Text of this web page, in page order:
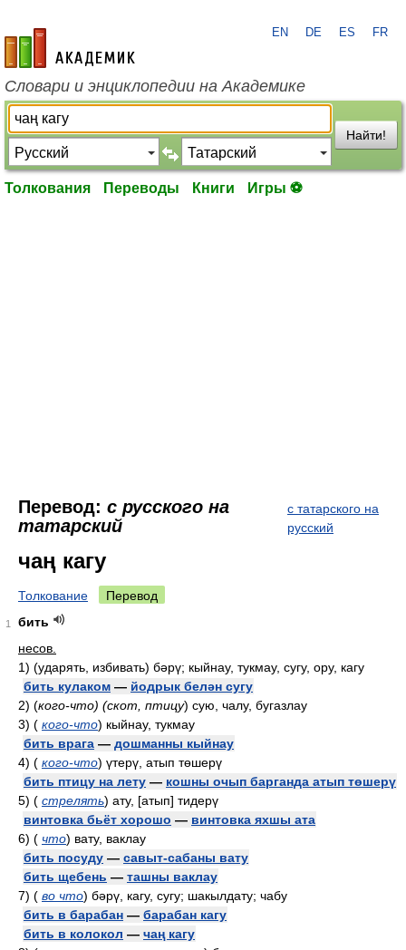
academic.ru
EN DE ES FR
Словари и энциклопедии на Академике
Найти!
Толкования Переводы Книги Игры ⚽
Перевод: с русского на
татарский
с татарского на
русский
чаң кагу
Толкование Перевод
1
бить
несов.
1) (ударять, избивать) бәрү; кыйнау, тукмау, сугу, ору, кагу
бить кулаком — йодрык белән сугу
2) (кого-что) (скот, птицу) сую, чалу, бугазлау
3) ( кого-что) кыйнау, тукмау
бить врага — дошманны кыйнау
4) ( кого-что) үтерү, атып төшерү
бить птицу на лету — кошны очып барганда атып төшерү
5) ( стрелять) ату, [атып] тидерү
винтовка бьёт хорошо — винтовка яхшы ата
6) ( что) вату, ваклау
бить посуду — савыт-сабаны вату
бить щебень — ташны ваклау
7) ( во что) бәрү, кагу, сугу; шакылдату; чабу
бить в барабан — барабан кагу
бить в колокол — чаң кагу